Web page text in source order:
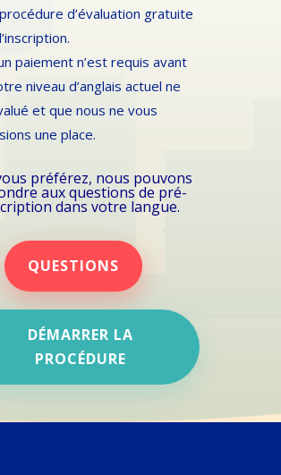
d’évaluation gratuite
paiement n’est requis avant
niveau d’anglais actuel ne
et que nous ne vous
une place.
préférez, nous pouvons
aux questions de pré-
dans votre langue.
QUESTIONS
DÉMARRER LA
PROCÉDURE